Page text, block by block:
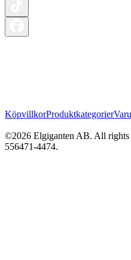
KöpvillkorProduktkategorier
©2026 Elgiganten AB. All rights
556471-4474.